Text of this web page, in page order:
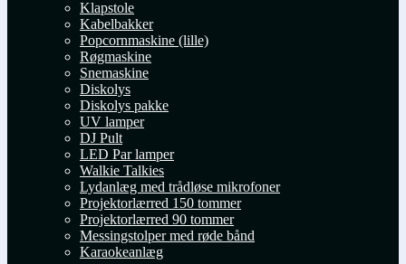
Klapstole
Kabelbakker
Popcornmaskine (lille)
Røgmaskine
Snemaskine
Diskolys
Diskolys pakke
UV lamper
DJ Pult
LED Par lamper
Walkie Talkies
Lydanlæg med trådløse mikrofoner
Projektorlærred 150 tommer
Projektorlærred 90 tommer
Messingstolper med røde bånd
Karaokeanlæg